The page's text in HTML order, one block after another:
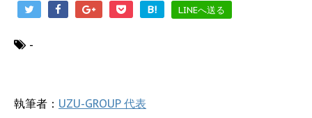
B! LINEへ送る
-
執筆者： UZU-GROUP 代表